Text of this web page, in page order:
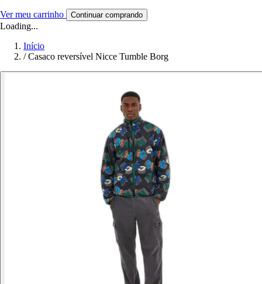
Ver meu carrinho Continuar comprando
Loading...
Início
/ Casaco reversível Nicce Tumble Borg